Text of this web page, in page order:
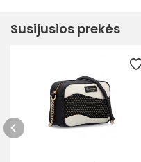
Susijusios prekės